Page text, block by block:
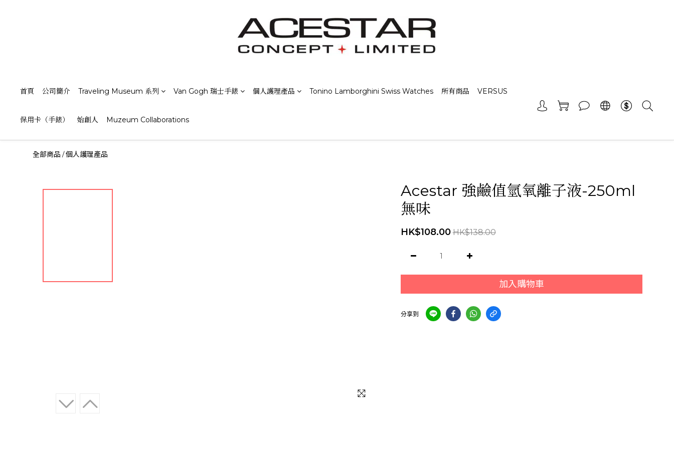
首頁 公司簡介 Traveling Museum 系列 Van Gogh 瑞士手錶 個人護理產品 Tonino Lamborghini Swiss Watches 所有商品 VERSUS
保用卡（手錶） 始創人 Muzeum Collaborations
全部商品 /個人護理產品
Acestar 強鹼值氫氧離子液-250ml
無味
HK$108.00 HK$138.00
加入購物車
分享到